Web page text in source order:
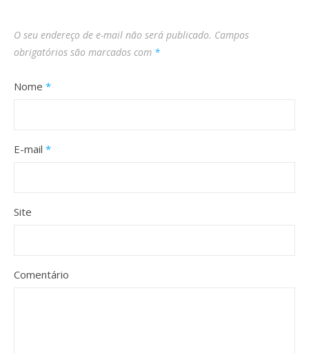
O seu endereço de e-mail não será publicado. Campos
obrigatórios são marcados com *
Nome *
E-mail *
Site
Comentário